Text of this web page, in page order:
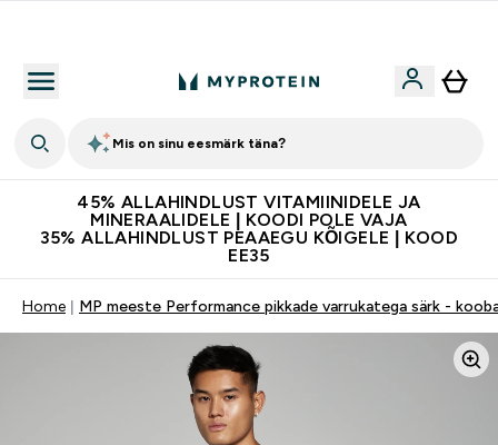
Mis on sinu eesmärk täna?
45% ALLAHINDLUST VITAMIINIDELE JA
MINERAALIDELE | KOODI POLE VAJA
35% ALLAHINDLUST PEAAEGU KÕIGELE | KOOD
EE35
Home MP meeste Performance pikkade varrukatega särk -